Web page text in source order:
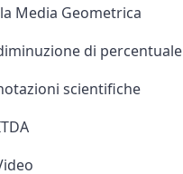
Media Geometrica
di percentuale
scientifiche